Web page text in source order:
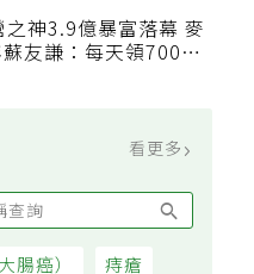
之神3.9億暴富落幕 麥